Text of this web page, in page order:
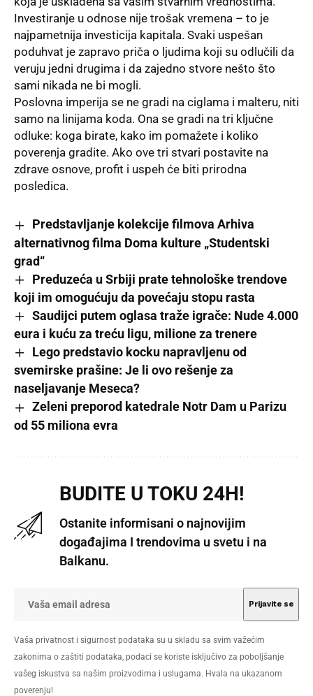
Investiranje u odnose nije trošak vremena – to je
najpametnija investicija kapitala. Svaki uspešan
poduhvat je zapravo priča o ljudima koji su odlučili da
veruju jedni drugima i da zajedno stvore nešto što
sami nikada ne bi mogli.
Poslovna imperija se ne gradi na ciglama i malteru, niti
samo na linijama koda. Ona se gradi na tri ključne
odluke: koga birate, kako im pomažete i koliko
poverenja gradite. Ako ove tri stvari postavite na
zdrave osnove, profit i uspeh će biti prirodna
posledica.
Predstavljanje kolekcije filmova Arhiva
alternativnog filma Doma kulture „Studentski
grad“
Preduzeća u Srbiji prate tehnološke trendove
koji im omogućuju da povećaju stopu rasta
Saudijci putem oglasa traže igrače: Nude 4.000
eura i kuću za treću ligu, milione za trenere
Lego predstavio kocku napravljenu od
svemirske prašine: Je li ovo rešenje za
naseljavanje Meseca?
Zeleni preporod katedrale Notr Dam u Parizu
od 55 miliona evra
BUDITE U TOKU 24H!
Ostanite informisani o najnovijim
događajima I trendovima u svetu i na
Balkanu.
Vaša privatnost i sigurnost podataka su u skladu sa svim važećim
zakonima o zaštiti podataka, podaci se koriste isključivo za poboljšanje
vašeg iskustva sa našim proizvodima i uslugama. Hvala na ukazanom
poverenju!